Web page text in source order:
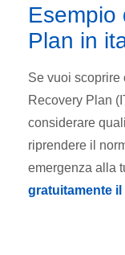
Esempio
Plan in
Se vuoi scoprire
Recovery Plan
considerare
riprendere il
emergenza alla
gratuitamente